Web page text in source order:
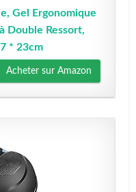
Gel Ergonomique
Double Ressort,
* 23cm
Acheter sur Amazon